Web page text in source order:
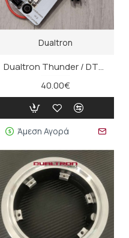
Dualtron
Dualtron Thunder / DT3 Led / Controller Βάσης Κολόνας
40.00€
Άμεση Αγορά